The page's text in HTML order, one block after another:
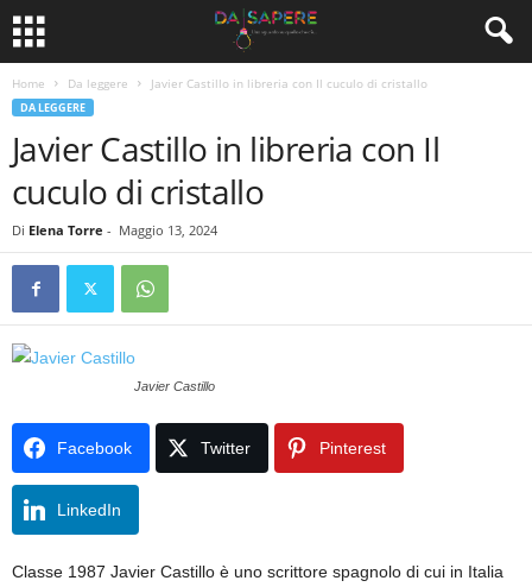
Home Da leggere Javier Castillo in libreria con Il cuculo di cristallo
DA LEGGERE
Javier Castillo in libreria con Il
cuculo di cristallo
Di Elena Torre - Maggio 13, 2024
Javier Castillo
Facebook Twitter Pinterest
LinkedIn
Classe 1987 Javier Castillo è uno scrittore spagnolo di cui in Italia